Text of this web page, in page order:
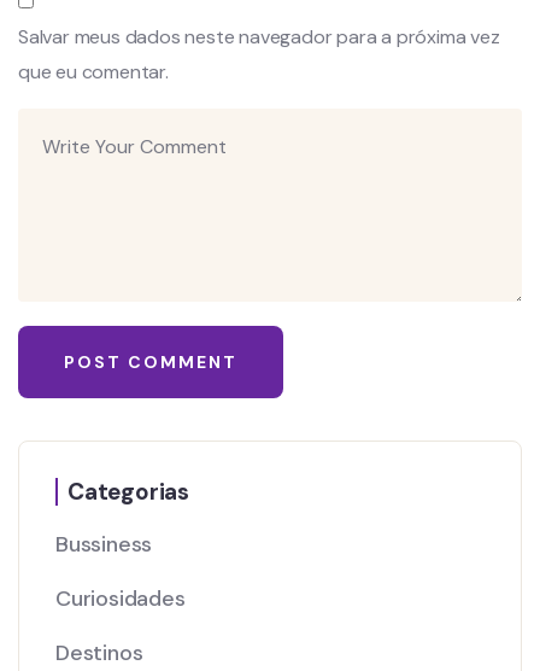
Salvar meus dados neste navegador para a próxima vez
que eu comentar.
Categorias
Bussiness
Curiosidades
Destinos